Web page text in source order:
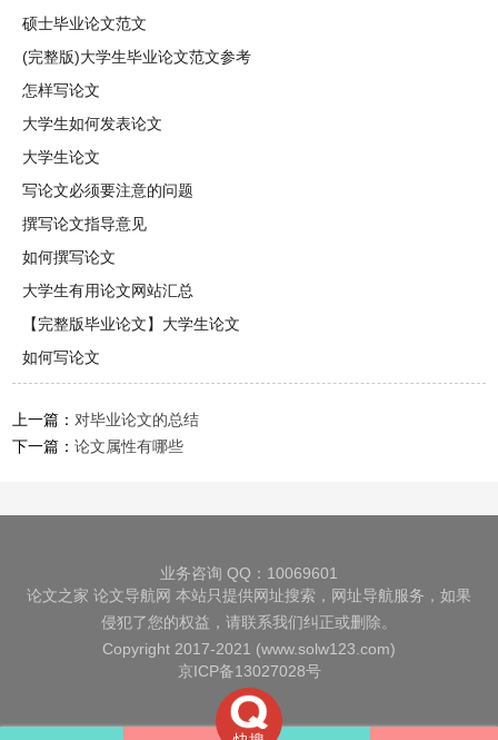
硕士毕业论文范文
(完整版)大学生毕业论文范文参考
怎样写论文
大学生如何发表论文
大学生论文
写论文必须要注意的问题
撰写论文指导意见
如何撰写论文
大学生有用论文网站汇总
【完整版毕业论文】大学生论文
如何写论文
上一篇： 对毕业论文的总结
下一篇：论文属性有哪些
业务咨询 QQ：10069601
论文之家 论文导航网 本站只提供网址搜索，网址导航服务，如果
侵犯了您的权益，请联系我们纠正或删除。
Copyright 2017-2021 (www.solw123.com)
京ICP备13027028号